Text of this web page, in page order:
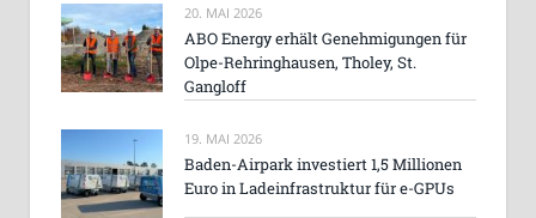
20. MAI 2026
ABO Energy erhält Genehmigungen für
Olpe-Rehringhausen, Tholey, St.
Gangloff
19. MAI 2026
Baden-Airpark investiert 1,5 Millionen
Euro in Ladeinfrastruktur für e-GPUs